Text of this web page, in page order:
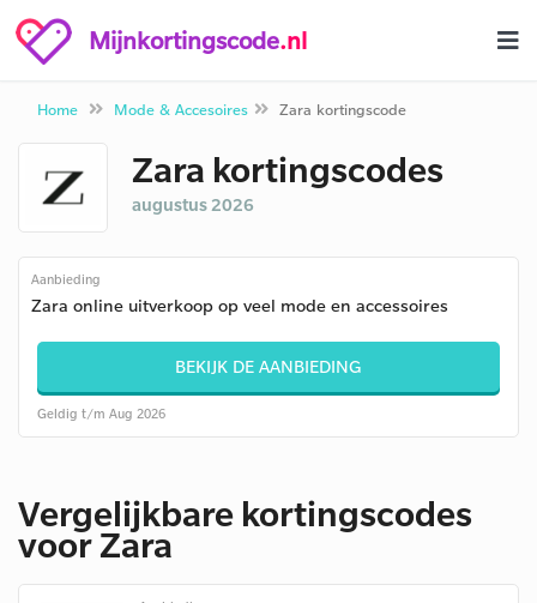
Mijnkortingscode.nl
Home Mode & Accesoires Zara kortingscode
Zara kortingscodes
augustus 2026
Aanbieding
Zara online uitverkoop op veel mode en accessoires
BEKIJK DE AANBIEDING
Geldig t/m Aug 2026
Vergelijkbare kortingscodes
voor Zara